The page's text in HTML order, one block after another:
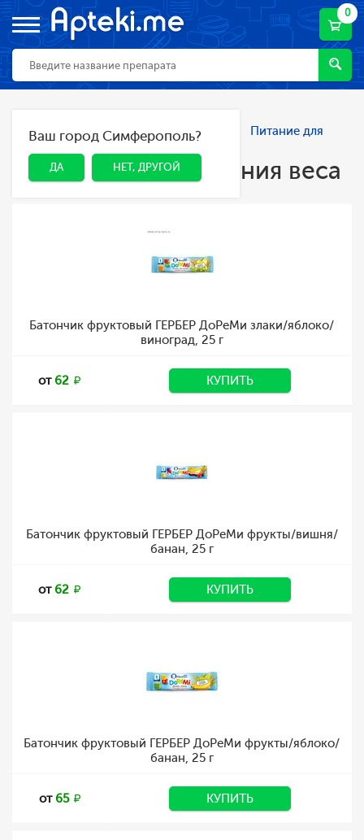
0
ДА НЕТ, ДРУГОЙ
Ваш город Симферополь?
ДА НЕТ, ДРУГОЙ
Главная Каталог Спорт и фитнес
Питание для
снижения веса
Питание для снижения веса
Батончик фруктовый ГЕРБЕР ДоРеМи злаки/яблоко/
виноград, 25 г
от62 КУПИТЬ
Батончик фруктовый ГЕРБЕР ДоРеМи фрукты/вишня/
банан, 25 г
от62 КУПИТЬ
Батончик фруктовый ГЕРБЕР ДоРеМи фрукты/яблоко/
банан, 25 г
от65 КУПИТЬ